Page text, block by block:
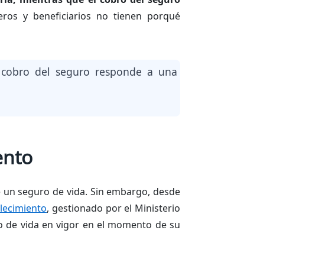
y beneficiarios no tienen porqué
del seguro responde a una
seguro de vida. Sin embargo, desde
, gestionado por el Ministerio
de vida en vigor en el momento de su